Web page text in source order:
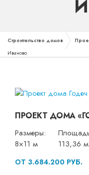
Строительство домов
Иваново
ПРОЕКТ ДОМА
Размеры:
8×11 м
113,36
ОТ 3.684.200 РУБ.